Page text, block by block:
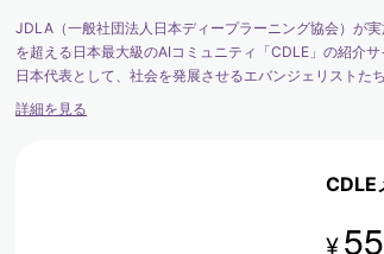
JDLA（一般社団法人日本ディープラーニング協会）が
を超える日本最大級のAIコミュニティ「CDLE」の紹介
日本代表として、社会を発展させるエバンジェリストた
す。
詳細を見る
CDLE
¥ 55